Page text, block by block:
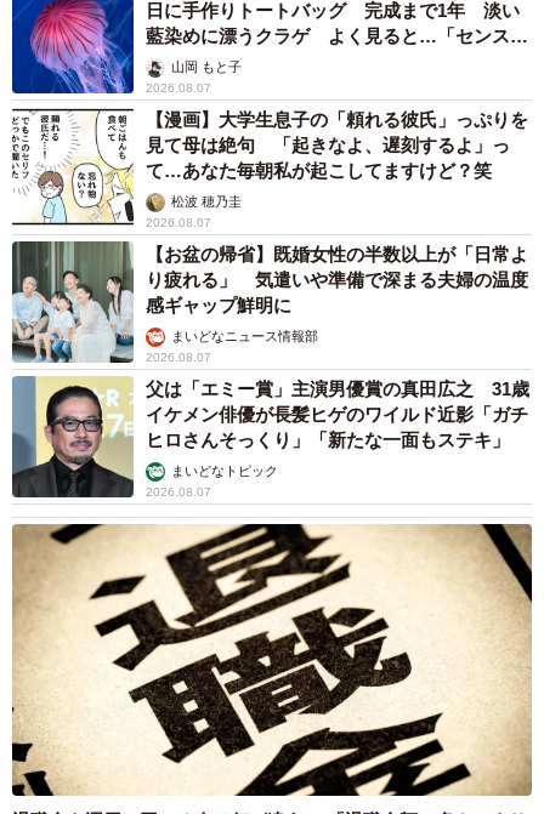
日に手作りトートバッグ 完成まで1年 淡い
藍染めに漂うクラゲ よく見ると…「センスす
ごい」山岡 もと子
2026.08.07
【漫画】大学生息子の「頼れる彼氏」っぷりを
見て母は絶句 「起きなよ、遅刻するよ」っ
て…あなた毎朝私が起こしてますけど？笑
松波 穂乃圭
2026.08.07
【お盆の帰省】既婚女性の半数以上が「日常よ
り疲れる」 気遣いや準備で深まる夫婦の温度
感ギャップ鮮明に
まいどなニュース情報部
2026.08.07
父は「エミー賞」主演男優賞の真田広之 31歳
イケメン俳優が長髪ヒゲのワイルド近影「ガチ
ヒロさんそっくり」「新たな一面もステキ」
まいどなトピック
2026.08.07